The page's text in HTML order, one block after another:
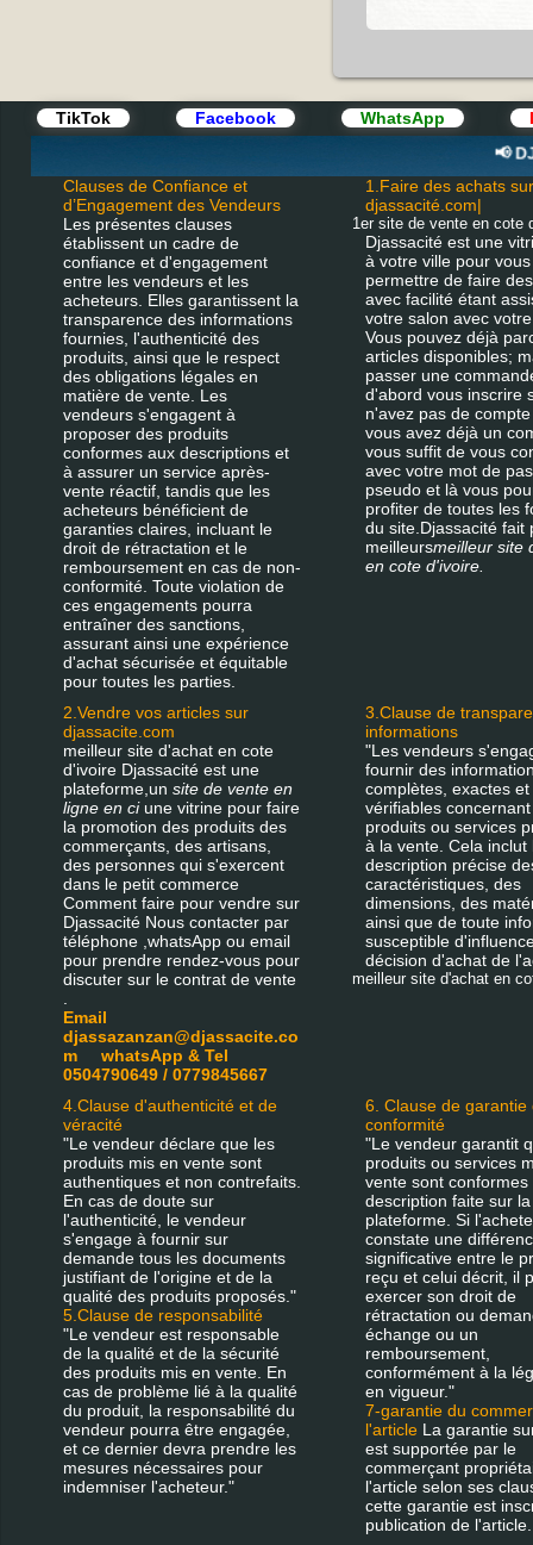
TikTok Facebook WhatsApp
📢
Clauses de Confiance et
d’Engagement des Vendeurs
Les présentes clauses
établissent un cadre de
confiance et d'engagement
entre les vendeurs et les
acheteurs. Elles garantissent la
transparence des informations
fournies, l'authenticité des
produits, ainsi que le respect
des obligations légales en
matière de vente. Les
vendeurs s'engagent à
proposer des produits
conformes aux descriptions et
à assurer un service après-
vente réactif, tandis que les
acheteurs bénéficient de
garanties claires, incluant le
droit de rétractation et le
remboursement en cas de non-
conformité. Toute violation de
ces engagements pourra
entraîner des sanctions,
assurant ainsi une expérience
d'achat sécurisée et équitable
pour toutes les parties.
1.Faire des achats sur
djassacité.com|
1er site de vente en cote
Djassacité est une
à votre ville pour vous
permettre de faire
avec facilité étant
votre salon avec
Vous pouvez déjà
articles disponibles;
passer une
d'abord vous inscrire
n'avez pas de
vous avez déjà un
vous suffit de vous
avec votre mot de
pseudo et là vous
profiter de toutes les
du site.Djassacité fait
meilleursmeilleur site
en cote d'ivoire.
2.Vendre vos articles sur
djassacite.com
meilleur site d'achat en cote
d'ivoire Djassacité est une
plateforme,un site de vente en
ligne en ciune vitrine pour faire
la promotion des produits des
commerçants, des artisans,
des personnes qui s'exercent
dans le petit commerce
Comment faire pour vendre sur
Djassacité Nous contacter par
téléphone ,whatsApp ou email
pour prendre rendez-vous pour
discuter sur le contrat de vente
Email
djassazanzan@djassacite.co
m whatsApp & Tel
0504790649 / 0779845667
3.Clause de
informations
"Les vendeurs
fournir des
complètes, exactes et
vérifiables
produits ou services
à la vente. Cela inclut
description précise
caractéristiques, des
dimensions, des
ainsi que de toute
susceptible
décision d'achat de
meilleur site d'achat en
4.Clause d'authenticité et de
véracité
"Le vendeur déclare que les
produits mis en vente sont
authentiques et non contrefaits.
En cas de doute sur
l'authenticité, le vendeur
s'engage à fournir sur
demande tous les documents
justifiant de l'origine et de la
qualité des produits proposés."
5.Clause de responsabilité
"Le vendeur est responsable
de la qualité et de la sécurité
des produits mis en vente. En
cas de problème lié à la qualité
du produit, la responsabilité du
vendeur pourra être engagée,
et ce dernier devra prendre les
mesures nécessaires pour
indemniser l'acheteur."
6. Clause de garantie
conformité
"Le vendeur garantit
produits ou services
vente sont conformes
description faite sur la
plateforme. Si
constate une
significative entre le
reçu et celui décrit, il
exercer son droit de
rétractation ou
échange ou un
remboursement,
conformément à la
en vigueur."
7-garantie du
l'article La garantie
est supportée par le
commerçant
l'article selon ses
cette garantie est
publication de l'article.